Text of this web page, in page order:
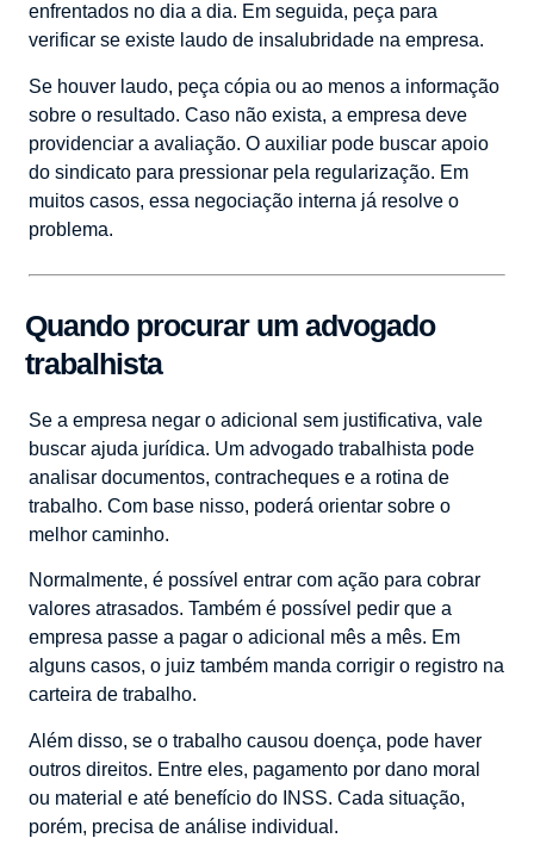
enfrentados no dia a dia. Em seguida, peça para
verificar se existe laudo de insalubridade na empresa.
Se houver laudo, peça cópia ou ao menos a informação
sobre o resultado. Caso não exista, a empresa deve
providenciar a avaliação. O auxiliar pode buscar apoio
do sindicato para pressionar pela regularização. Em
muitos casos, essa negociação interna já resolve o
problema.
Quando procurar um advogado
trabalhista
Se a empresa negar o adicional sem justificativa, vale
buscar ajuda jurídica. Um advogado trabalhista pode
analisar documentos, contracheques e a rotina de
trabalho. Com base nisso, poderá orientar sobre o
melhor caminho.
Normalmente, é possível entrar com ação para cobrar
valores atrasados. Também é possível pedir que a
empresa passe a pagar o adicional mês a mês. Em
alguns casos, o juiz também manda corrigir o registro na
carteira de trabalho.
Além disso, se o trabalho causou doença, pode haver
outros direitos. Entre eles, pagamento por dano moral
ou material e até benefício do INSS. Cada situação,
porém, precisa de análise individual.